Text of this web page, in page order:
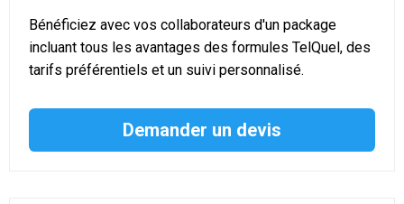
Bénéficiez avec vos collaborateurs d'un package
incluant tous les avantages des formules TelQuel, des
tarifs préférentiels et un suivi personnalisé.
Demander un devis